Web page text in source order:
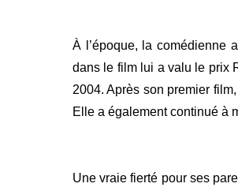
À l’époque, la comédienne
dans le film lui a valu le prix
2004.Après son premier
Elle a également continué à
Une vraie fierté pour ses